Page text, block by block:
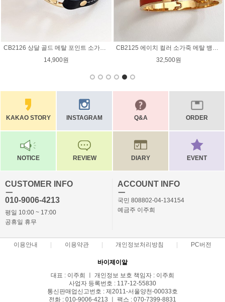
CB2118 두줄 티볼체인 가죽 팔찌 / 3컬러
14,900원
CB2117 럭스 엣지 가죽 팔찌 / 4컬러
16,900원
KAKAO STORY INSTAGRAM Q&A ORDER
NOTICE REVIEW DIARY EVENT
CUSTOMER INFO
ㅡ
010-9006-4213
평일 10:00 ~ 17:00
공휴일 휴무
ACCOUNT INFO
ㅡ
국민 808802-04-134154
예금주 이주희
이용안내 이용약관 개인정보처리방침 PC버전
바이제이알
대표 : 이주희 ㅣ 개인정보 보호 책임자 : 이주희
사업자 등록번호 : 117-12-55830
통신판매업신고번호 : 제2011-서울양천-00033호
전화 : 010-9006-4213 ㅣ 팩스 : 070-7399-8831